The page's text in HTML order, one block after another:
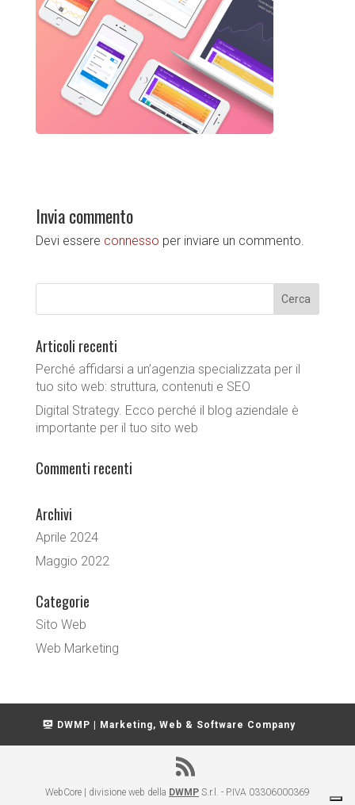
Invia commento
Devi essere connesso per inviare un commento.
Articoli recenti
Perché affidarsi a un’agenzia specializzata per il
tuo sito web: struttura, contenuti e SEO
Digital Strategy. Ecco perché il blog aziendale è
importante per il tuo sito web
Commenti recenti
Archivi
Aprile 2024
Maggio 2022
Categorie
Sito Web
Web Marketing
DWMP | Marketing, Web & Software Company
WebCore | divisione web della DWMPS.r.l. - P.IVA 03306000369